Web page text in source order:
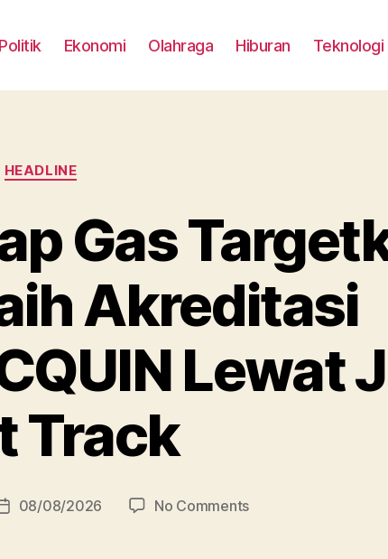
Politik Ekonomi Olahraga Hiburan Teknologi
Categories
HEADLINE
Gas
Akreditasi
Lewat
Track
Post08/08/2026 No Commentson